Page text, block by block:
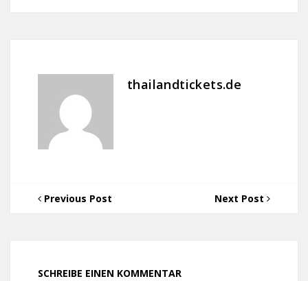
thailandtickets.de
Previous Post Next Post
SCHREIBE EINEN KOMMENTAR